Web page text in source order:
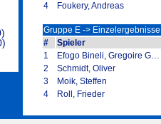
4
Foukery, Andreas
Gruppe E -> Einzelergebnisse
#
Spieler
1
Efogo Bineli, Gregoire Gerlin
2
Schmidt, Oliver
3
Moik, Steffen
4
Roll, Frieder